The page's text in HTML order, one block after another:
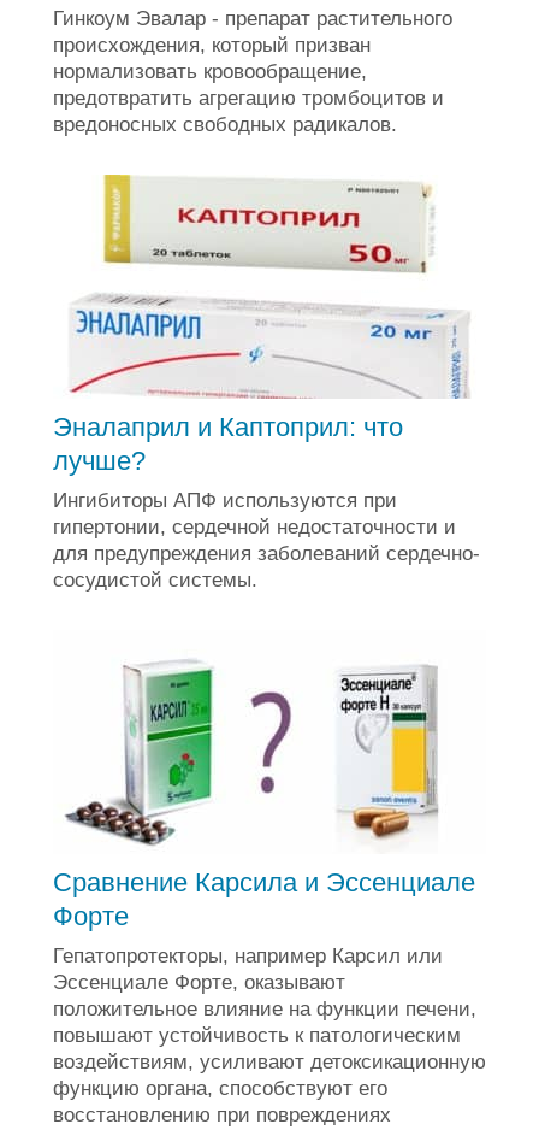
Гинкоум Эвалар - препарат растительного
происхождения, который призван
нормализовать кровообращение,
предотвратить агрегацию тромбоцитов и
вредоносных свободных радикалов.
Эналаприл и Каптоприл: что
лучше?
Ингибиторы АПФ используются при
гипертонии, сердечной недостаточности и
для предупреждения заболеваний сердечно-
сосудистой системы.
Сравнение Карсила и Эссенциале
Форте
Гепатопротекторы, например Карсил или
Эссенциале Форте, оказывают
положительное влияние на функции печени,
повышают устойчивость к патологическим
воздействиям, усиливают детоксикационную
функцию органа, способствуют его
восстановлению при повреждениях